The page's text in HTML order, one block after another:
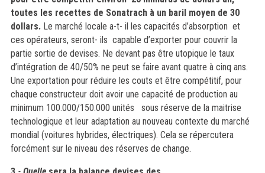
toutes les recettes de Sonatrach à un baril moyen de 30
dollars. Le marché locale a-t- il les capacités d’absorption et
ces opérateurs, seront- ils capable d’exporter pour couvrir la
partie sortie de devises. Ne devant pas être utopique le taux
d’intégration de 40/50% ne peut se faire avant quatre à cinq ans.
Une exportation pour réduire les couts et être compétitif, pour
chaque constructeur doit avoir une capacité de production au
minimum 100.000/150.000 unités sous réserve de la maitrise
technologique et leur adaptation au nouveau contexte du marché
mondial (voitures hybrides, électriques). Cela se répercutera
forcément sur le niveau des réserves de change.